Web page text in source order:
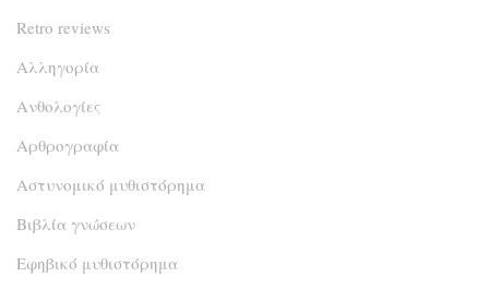
Retro reviews
Αλληγορία
Ανθολογίες
Αρθρογραφία
Αστυνομικό μυθιστόρημα
Βιβλία γνώσεων
Εφηβικό μυθιστόρημα